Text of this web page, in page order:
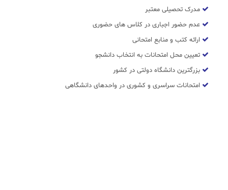
مدرک تحصیلی معتبر
عدم حضور اجباری در کلاس های حضوری
ارائه کتب و منابع امتحانی
تعیین محل امتحانات به انتخاب دانشجو
بزرگترین دانشگاه دولتی در کشور
امتحانات سراسری و کشوری در واحدهای دانشگاهی